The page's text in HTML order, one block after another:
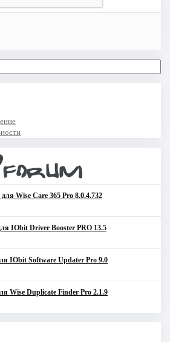
Wise Care 365 Pro 8.0.4.732
IObit Driver Booster PRO 13.5
IObit Software Updater Pro 9.0
Wise Duplicate Finder Pro 2.1.9